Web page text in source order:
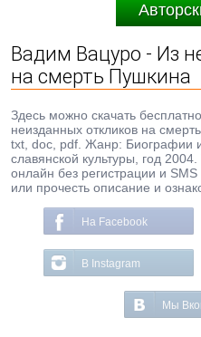
Вадим Вацуро - Из
на смерть Пушкина
Здесь можно скачать
неизданных откликов на
txt, doc, pdf. Жанр: Биографии
славянской культуры, год
онлайн без регистрации и
или прочесть описание и
На Facebook
В Instagram
Мы